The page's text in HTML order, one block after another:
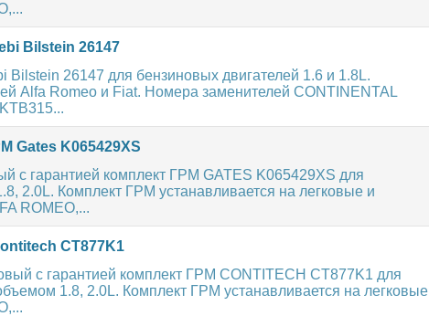
Bilstein 26147
26147 для бензиновых двигателей 1.6 и 1.8L.
Alfa Romeo и Fiat. Номера заменителей CONTINENTAL
Gates K065429XS
с гарантией комплект ГРМ GATES K065429XS для
2.0L. Комплект ГРМ устанавливается на легковые и
ROMEO,...
CT877K1
с гарантией комплект ГРМ CONTITECH CT877K1 для
1.8, 2.0L. Комплект ГРМ устанавливается на легковые